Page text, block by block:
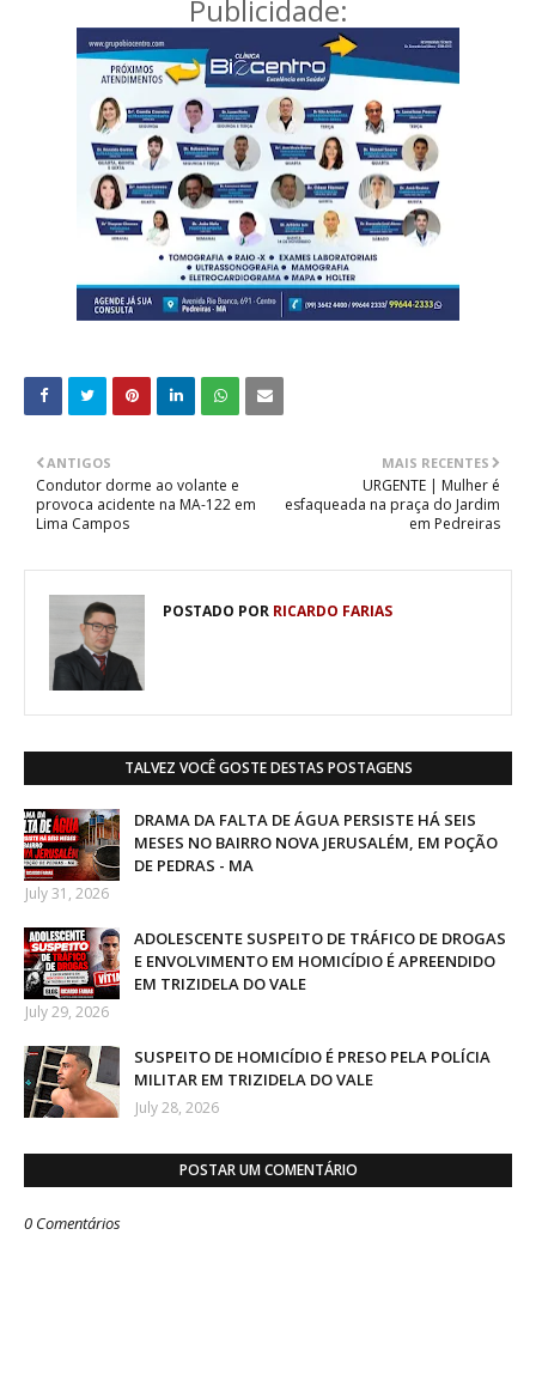
Publicidade:
MAIS RECENTES
URGENTE | Mulher é
esfaqueada na praça do Jardim
em Pedreiras
ANTIGOS
Condutor dorme ao volante e
provoca acidente na MA-122 em
Lima Campos
POSTADO POR RICARDO FARIAS
TALVEZ VOCÊ GOSTE DESTAS POSTAGENS
DRAMA DA FALTA DE ÁGUA PERSISTE HÁ SEIS
MESES NO BAIRRO NOVA JERUSALÉM, EM POÇÃO
DE PEDRAS - MA
July 31, 2026
ADOLESCENTE SUSPEITO DE TRÁFICO DE DROGAS
E ENVOLVIMENTO EM HOMICÍDIO É APREENDIDO
EM TRIZIDELA DO VALE
July 29, 2026
SUSPEITO DE HOMICÍDIO É PRESO PELA POLÍCIA
MILITAR EM TRIZIDELA DO VALE
July 28, 2026
POSTAR UM COMENTÁRIO
0 Comentários